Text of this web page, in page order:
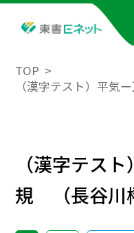
TOP
（漢字テスト）平気
（漢字テス
規 （長谷川